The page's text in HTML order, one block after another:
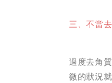
三、不當
過度去角
微的狀況